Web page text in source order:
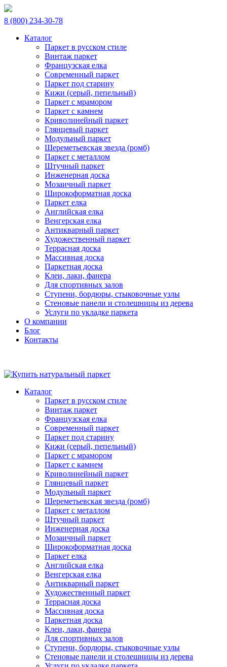
8 (800) 234-30-78
Каталог
Паркет в русском стиле
Винтаж паркет
Французская елка
Современный паркет
Паркет под старину
Кижи (серый, пепельный)
Паркет с мрамором
Паркет с камнем
Криволинейный паркет
Глянцевый паркет
Модульный паркет
Шереметьевская звезда (ромб)
Паркет с металлом
Штучный паркет
Инженерная доска
Мозаичный паркет
Широкоформатная доска
Паркет елка
Английская елка
Венгерская елка
Антикварный паркет
Художественный паркет
Террасная доска
Массивная доска
Паркетная доска
Клеи, лаки, фанера
Для спортивных залов
Ступени, бордюры, стыковочные узлы
Стеновые панели и столешницы из дерева
Услуги по укладке паркета
О компании
Блог
Контакты
Каталог
Паркет в русском стиле
Винтаж паркет
Французская елка
Современный паркет
Паркет под старину
Кижи (серый, пепельный)
Паркет с мрамором
Паркет с камнем
Криволинейный паркет
Глянцевый паркет
Модульный паркет
Шереметьевская звезда (ромб)
Паркет с металлом
Штучный паркет
Инженерная доска
Мозаичный паркет
Широкоформатная доска
Паркет елка
Английская елка
Венгерская елка
Антикварный паркет
Художественный паркет
Террасная доска
Массивная доска
Паркетная доска
Клеи, лаки, фанера
Для спортивных залов
Ступени, бордюры, стыковочные узлы
Стеновые панели и столешницы из дерева